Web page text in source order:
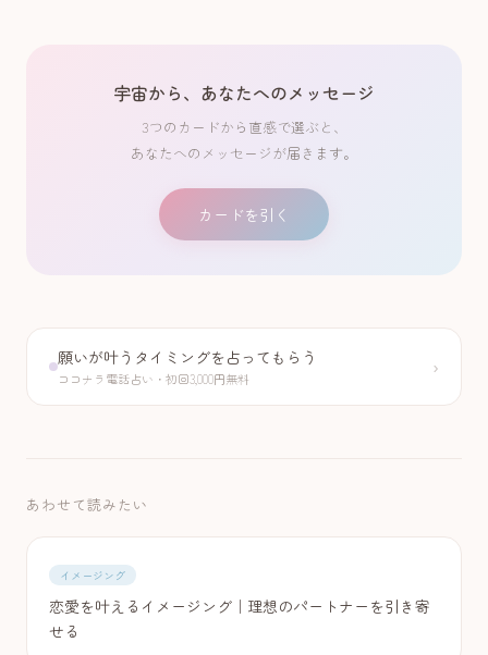
宇宙から、あなたへのメッセージ
3つのカードから直感で選ぶと、
あなたへのメッセージが届きます。
カードを引く
願いが叶うタイミングを占ってもらう
ココナラ電話占い・初回3,000円無料 ›
あわせて読みたい
イメージング
恋愛を叶えるイメージング｜理想のパートナーを引き寄
せる